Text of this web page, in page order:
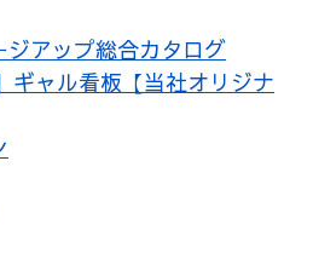
ジアップ総合カタログ
ギャル看板【当社オリジナ